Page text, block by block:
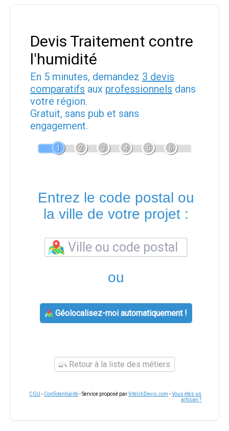
Devis Traitement contre
l'humidité
En 5 minutes, demandez 3 devis
comparatifs aux professionnels dans
votre région.
Gratuit, sans pub et sans
engagement.
1 2 3 4 5 6
Entrez le code postal ou
la ville de votre projet :
ou
Géolocalisez-moi automatiquement !
Retour à la liste des métiers
CGU - Confidentialité- Service proposé parViteUnDevis.com -Vous êtes un
artisan ?